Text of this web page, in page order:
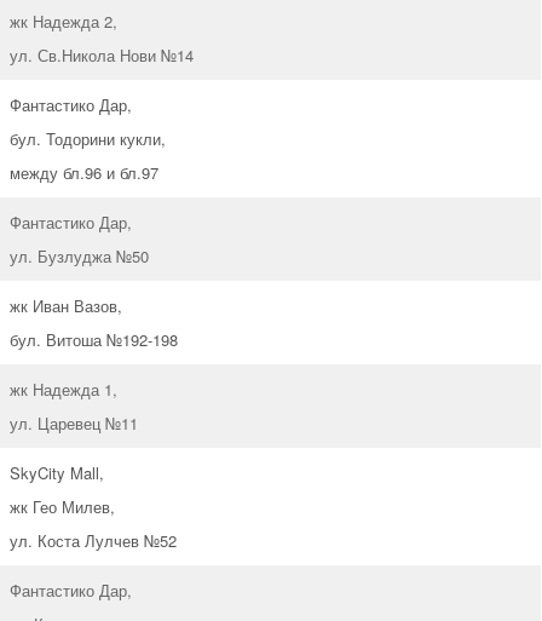
жк Надежда 2,
ул. Св.Никола Нови №14
Фантастико Дар,
бул. Тодорини кукли,
между бл.96 и бл.97
Фантастико Дар,
ул. Бузлуджа №50
жк Иван Вазов,
бул. Витоша №192-198
жк Надежда 1,
ул. Царевец №11
SkyCity Mall,
жк Гео Милев,
ул. Коста Лулчев №52
Фантастико Дар,